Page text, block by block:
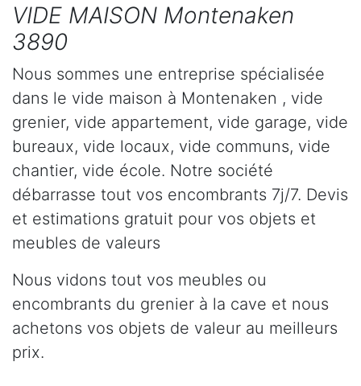
VIDE MAISON Montenaken
3890
Nous sommes une entreprise spécialisée
dans le vide maison à Montenaken , vide
grenier, vide appartement, vide garage, vide
bureaux, vide locaux, vide communs, vide
chantier, vide école. Notre société
débarrasse tout vos encombrants 7j/7. Devis
et estimations gratuit pour vos objets et
meubles de valeurs
Nous vidons tout vos meubles ou
encombrants du grenier à la cave et nous
achetons vos objets de valeur au meilleurs
prix.